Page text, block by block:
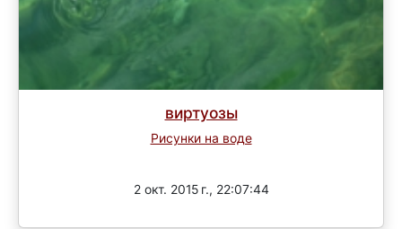
виртуозы
Рисунки на воде
2 окт. 2015 г., 22:07:44